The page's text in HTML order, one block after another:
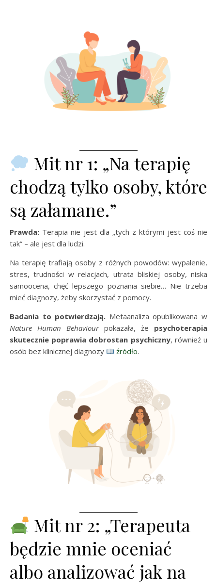
Mit nr 1: „Na terapię
chodzą tylko osoby, które
są załamane.”
Prawda: Terapia nie jest dla „tych z którymi jest coś nie
tak” – ale jest dla ludzi.
Na terapię trafiają osoby z różnych powodów: wypalenie,
stres, trudności w relacjach, utrata bliskiej osoby, niska
samoocena, chęć lepszego poznania siebie… Nie trzeba
mieć diagnozy, żeby skorzystać z pomocy.
Badania to potwierdzają. Metaanaliza opublikowana w
Nature Human Behaviourpokazała, że psychoterapia
skutecznie poprawia dobrostan psychiczny, również u
osób bez klinicznej diagnozy
źródło.
Mit nr 2: „Terapeuta
będzie mnie oceniać
albo analizować jak na